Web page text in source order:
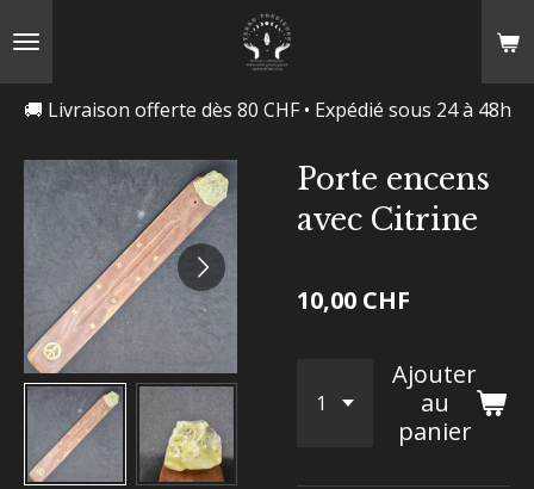
🚚 Livraison offerte dès 80 CHF • Expédié sous 24 à 48h
Porte encens
avec Citrine
10,00 CHF
Ajouter
au
panier